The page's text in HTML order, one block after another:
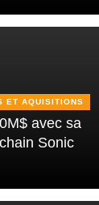
ET AQUISITIONS
avec sa
Sonic